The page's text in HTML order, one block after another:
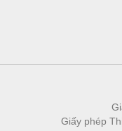
Giấy phép